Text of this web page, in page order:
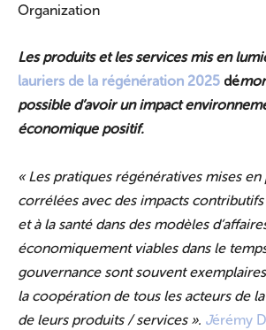
Organization
Les produits et les services mis en
lauriers de la régénération 2025 dé
possible d’avoir un impact
économique positif.
« Les pratiques régénératives mises en
corrélées avec des impacts
et à la santé dans des modèles
économiquement viables dans le
gouvernance sont souvent
la coopération de tous les acteurs de
de leurs produits / services ». Jérémy